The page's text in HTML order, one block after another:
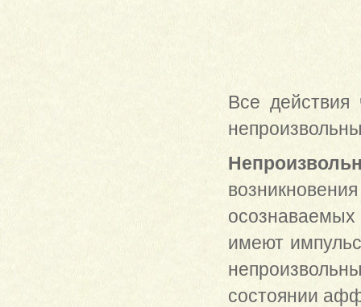
Все действия
имеют
состоянии